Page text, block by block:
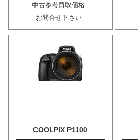
中古参考買取価格
お問合せ下さい
COOLPIX P1100